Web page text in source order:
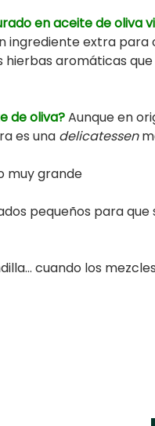
en aceite de oliva
ingrediente extra
hierbas aromáticas
de oliva?Aunque en
es una delicatessen
muy grande
pequeños para que
cuando los